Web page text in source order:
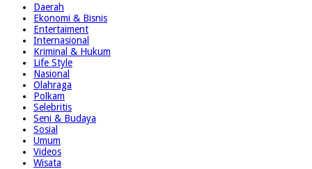
Daerah
Ekonomi & Bisnis
Entertaiment
Internasional
Kriminal & Hukum
Life Style
Nasional
Olahraga
Polkam
Selebritis
Seni & Budaya
Sosial
Umum
Videos
Wisata